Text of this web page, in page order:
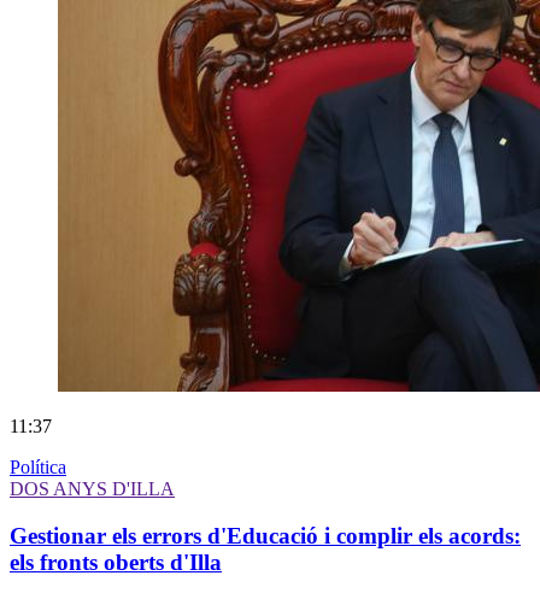
11:37
Política
DOS ANYS D'ILLA
Gestionar els errors d'Educació i complir els acords:
els fronts oberts d'Illa